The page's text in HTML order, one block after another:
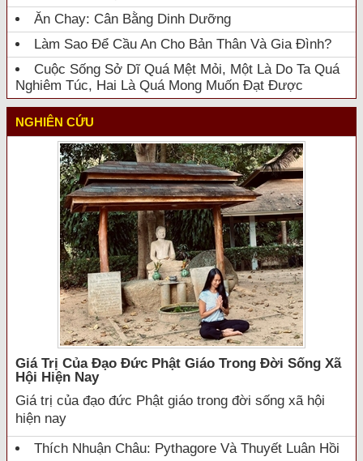
Ăn Chay: Cân Bằng Dinh Dưỡng
Làm Sao Để Cầu An Cho Bản Thân Và Gia Đình?
Cuộc Sống Sở Dĩ Quá Mệt Mỏi, Một Là Do Ta Quá
Nghiêm Túc, Hai Là Quá Mong Muốn Đạt Được
NGHIÊN CỨU
Giá Trị Của Đạo Đức Phật Giáo Trong Đời Sống Xã
Hội Hiện Nay
Giá trị của đạo đức Phật giáo trong đời sống xã hội
hiện nay
Thích Nhuận Châu: Pythagore Và Thuyết Luân Hồi